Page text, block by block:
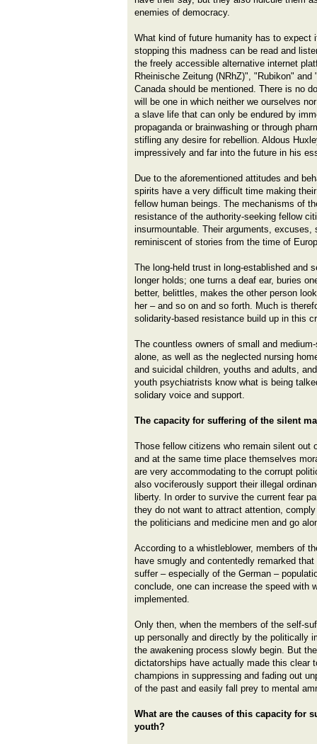
enemies of democracy.
What kind of future humanity has to expect
stopping this madness can be read and
the freely accessible alternative internet
Rheinische Zeitung (NRhZ)", "Rubikon"
Canada should be mentioned. There is no
will be one in which neither we ourselves
a slave life that can only be endured by
propaganda or brainwashing or through
stifling any desire for rebellion. Aldous
impressively and far into the future in his
Due to the aforementioned attitudes and
spirits have a very difficult time making
fellow human beings. The mechanisms of
resistance of the authority-seeking fellow
insurmountable. Their arguments, excuses,
reminiscent of stories from the time of
The long-held trust in long-established and
longer holds; one turns a deaf ear, buries
better, belittles, makes the other person
her – and so on and so forth. Much is
solidarity-based resistance build up in this
The countless owners of small and
alone, as well as the neglected nursing
and suicidal children, youths and adults,
youth psychiatrists know what is being
solidary voice and support.
The capacity for suffering of the silent
Those fellow citizens who remain silent out
and at the same time place themselves
are very accommodating to the corrupt
also vociferously support their illegal
liberty. In order to survive the current fear
they do not want to attract attention,
the politicians and medicine men and go
According to a whistleblower, members of
have smugly and contentedly remarked
suffer – especially of the German –
conclude, one can increase the speed with
implemented.
Only then, when the members of the self-
up personally and directly by the politically
the awakening process slowly begin. But
dictatorships have actually made this clear
champions in suppressing and fading out
of the past and easily fall prey to mental
What are the causes of this capacity for
youth?